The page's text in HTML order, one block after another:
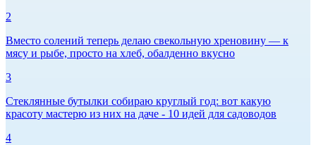
2
Вместо солений теперь делаю свекольную хреновину — к
мясу и рыбе, просто на хлеб, обалденно вкусно
3
Стеклянные бутылки собираю круглый год: вот какую
красоту мастерю из них на даче - 10 идей для садоводов
4